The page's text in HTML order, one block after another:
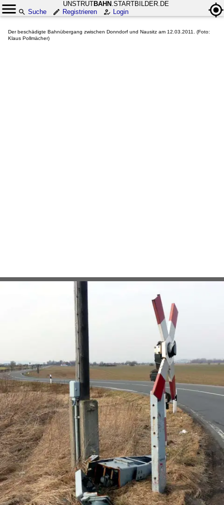
UNSTRUTBAHN .STARTBILDER.DE
Suche
Registrieren Login
Der beschädigte Bahnübergang zwischen Donndorf und Nausitz am 12.03.2011. (Foto:
Klaus Pollmächer)